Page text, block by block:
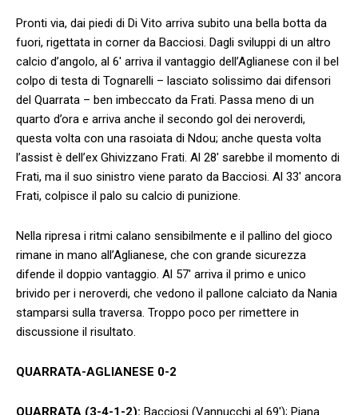
Pronti via, dai piedi di Di Vito arriva subito una bella botta da
fuori, rigettata in corner da Bacciosi. Dagli sviluppi di un altro
calcio d’angolo, al 6′ arriva il vantaggio dell’Aglianese con il bel
colpo di testa di Tognarelli – lasciato solissimo dai difensori
del Quarrata – ben imbeccato da Frati. Passa meno di un
quarto d’ora e arriva anche il secondo gol dei neroverdi,
questa volta con una rasoiata di Ndou; anche questa volta
l’assist è dell’ex Ghivizzano Frati. Al 28′ sarebbe il momento di
Frati, ma il suo sinistro viene parato da Bacciosi. Al 33′ ancora
Frati, colpisce il palo su calcio di punizione.
Nella ripresa i ritmi calano sensibilmente e il pallino del gioco
rimane in mano all’Aglianese, che con grande sicurezza
difende il doppio vantaggio. Al 57′ arriva il primo e unico
brivido per i neroverdi, che vedono il pallone calciato da Nania
stamparsi sulla traversa. Troppo poco per rimettere in
discussione il risultato.
QUARRATA-AGLIANESE 0-2
QUARRATA (3-4-1-2): Bacciosi (Vannucchi al 69′); Piana